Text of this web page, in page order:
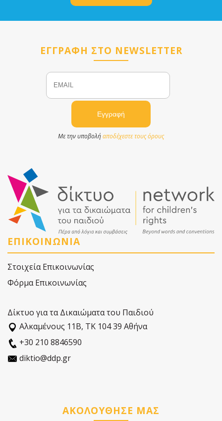
ΕΓΓΡΑΦΗ ΣΤΟ NEWSLETTER
Email
Με την υποβολήαποδέχεστε τους όρους
ΕΠΙΚΟΙΝΩΝΙΑ
Στοιχεία Επικοινωνίας
Φόρμα Επικοινωνίας
Δίκτυο για τα Δικαιώματα του Παιδιού
Αλκαµένους 11Β, ΤΚ 104 39 Αθήνα
+30 210 8846590
diktio@ddp.gr
ΑΚΟΛΟΥΘΗΣΕ ΜΑΣ